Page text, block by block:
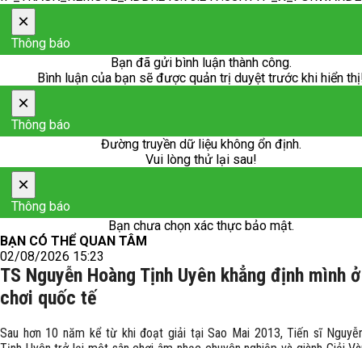
×
Thông báo
Bạn đã gửi bình luận thành công.
Bình luận của bạn sẽ được quản trị duyệt trước khi hiển
×
Thông báo
Đường truyền dữ liệu không ổn định.
Vui lòng thử lại sau!
×
Thông báo
Bạn chưa chọn xác thực bảo mật.
BẠN CÓ THỂ QUAN TÂM
02/08/2026 15:23
TS Nguyễn Hoàng Tịnh Uyên khẳng định mình
chơi quốc tế
Sau hơn 10 năm kể từ khi đoạt giải tại Sao Mai 2013, Tiến sĩ